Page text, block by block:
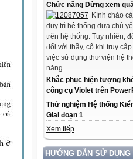
Chức năng Dừng xem
Kính chào
duy trì hệ thống dựa chủ
trên hệ thống. Tuy nhiên,
đối với thầy, cô khi truy
việc sử dụng thư viện hệ
năng...
Khắc phục hiện tượng
công cụ Violet trên
Thử nghiệm Hệ thống
Giai đoạn 1
Xem tiếp
HƯỚNG DẪN SỬ DỤNG